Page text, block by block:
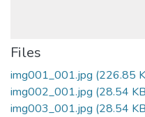
Files
img001_001.jpg (226.85
img002_001.jpg (28.54
img003_001.jpg (28.54